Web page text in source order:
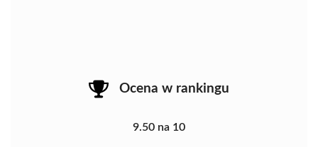
Ocena w rankingu
9.50 na 10